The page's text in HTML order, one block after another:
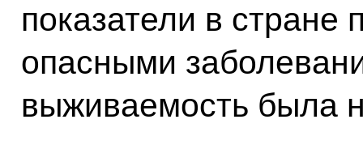
показатели в стране
опасными
выживаемость была